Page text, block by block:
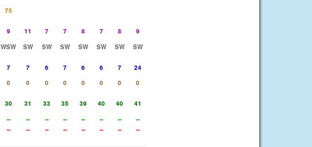
75
9 11 7 7 8 7 8
9
WSW SW SW SW SW SW SW
SW
7 7 6 7 6 6 7
24
0 0 0 0 0 0 0
0
30 31 33 35 39 40 40
41
-- -- -- -- -- -- --
--
-- -- -- -- -- -- -- --